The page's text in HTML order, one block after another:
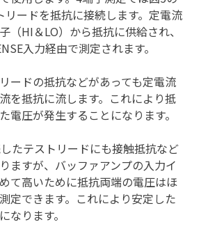
リードを抵抗に接続します。定電流
（HI＆LO）から抵抗に供給され、
入力経由で測定されます。
ードの抵抗などがあっても定電流
を抵抗に流します。これにより抵
電圧が発生することになります。
たテストリードにも接触抵抗など
ますが、バッファアンプの入力イ
て高いために抵抗両端の電圧はほ
定できます。これにより安定した
なります。